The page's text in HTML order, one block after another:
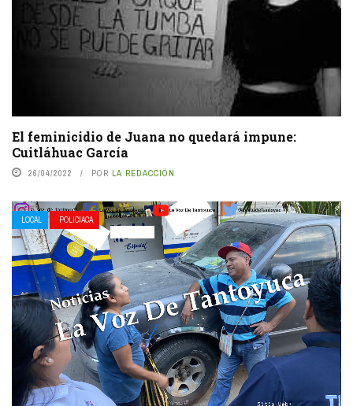
El feminicidio de Juana no quedará impune:
Cuitláhuac García
26/04/2022 POR LA REDACCIÓN
LOCAL POLICIACA